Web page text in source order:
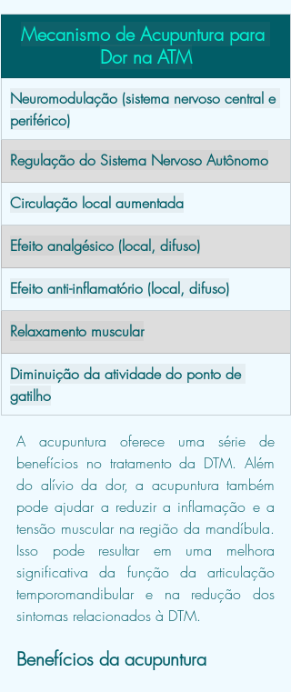
Mecanismo de Acupuntura para
Dor na ATM
Neuromodulação (sistema nervoso central e
periférico)
Regulação do Sistema Nervoso Autônomo
Circulação local aumentada
Efeito analgésico (local, difuso)
Efeito anti-inflamatório (local, difuso)
Relaxamento muscular
Diminuição da atividade do ponto de
gatilho
A acupuntura oferece uma série de
benefícios no tratamento da DTM. Além
do alívio da dor, a acupuntura também
pode ajudar a reduzir a inflamação e a
tensão muscular na região da mandíbula.
Isso pode resultar em uma melhora
significativa da função da articulação
temporomandibular e na redução dos
sintomas relacionados à DTM.
Benefícios da acupuntura